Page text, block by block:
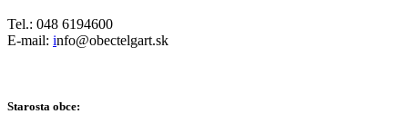
Tel.: 048 6194600
E-mail: info@obectelgart.sk
Starosta obce: